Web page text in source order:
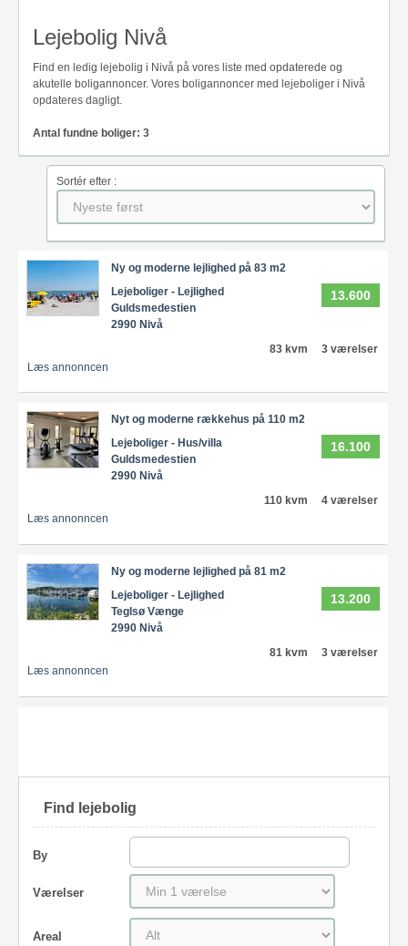
Lejebolig Nivå
Find en ledig lejebolig i Nivå på vores liste med opdaterede og
akutelle boligannoncer. Vores boligannoncer med lejeboliger i Nivå
opdateres dagligt.
Antal fundne boliger: 3
Sortér efter :
Ny og moderne lejlighed på 83 m2
13.600
Lejeboliger - Lejlighed
Guldsmedestien
2990 Nivå
83 kvm
3 værelser
Læs annonncen
Nyt og moderne rækkehus på 110 m2
16.100
Lejeboliger - Hus/villa
Guldsmedestien
2990 Nivå
110 kvm
4 værelser
Læs annonncen
Ny og moderne lejlighed på 81 m2
13.200
Lejeboliger - Lejlighed
Teglsø Vænge
2990 Nivå
81 kvm
3 værelser
Læs annonncen
Find lejebolig
By
Værelser
Areal